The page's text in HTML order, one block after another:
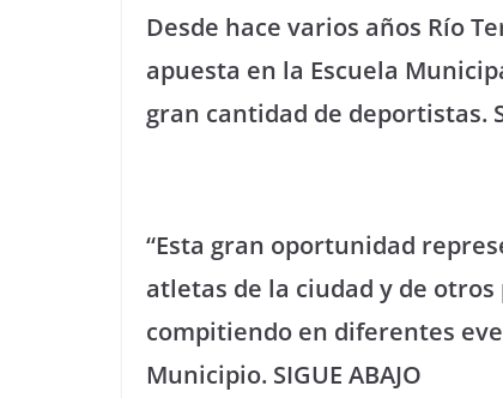
Desde hace varios años Río
apuesta en la Escuela
gran cantidad de deportistas.
“Esta gran oportunidad
atletas de la ciudad y de
compitiendo en diferentes
Municipio. SIGUE ABAJO